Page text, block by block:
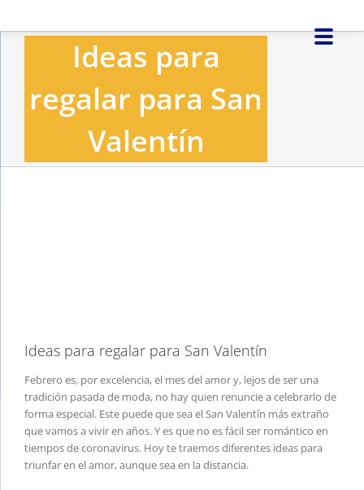
al
Ideas para
regalar para San
Valentín
Ideas para regalar para San Valentín
Febrero es, por excelencia, el mes del amor y, lejos de ser una
tradición pasada de moda, no hay quien renuncie a celebrarlo de
forma especial. Este puede que sea el San Valentín más extraño
que vamos a vivir en años. Y es que no es fácil ser romántico en
tiempos de coronavirus. Hoy te traemos diferentes ideas para
triunfar en el amor, aunque sea en la distancia.